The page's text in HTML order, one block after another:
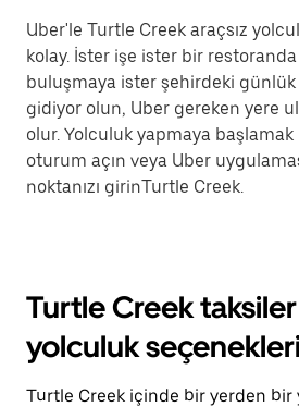
Uber'le Turtle Creek araçsız
kolay. İster işe ister bir restoranda
buluşmaya ister şehirdeki
gidiyor olun, Uber gereken yere
olur. Yolculuk yapmaya
oturum açın veya Uber
noktanızı girinTurtle Creek.
Turtle Creek
yolculuk seçenekleri
Turtle Creek içinde bir yerden bir